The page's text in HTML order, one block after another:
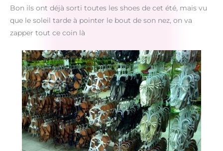
Bon ils ont déjà sorti toutes les shoes de cet été, mais vu
que le soleil tarde à pointer le bout de son nez, on va
zapper tout ce coin là